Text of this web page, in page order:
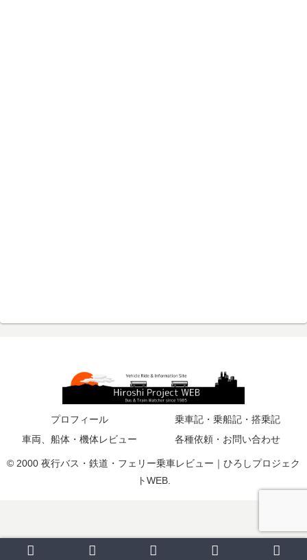
プロフィール
乗車記・乗船記・搭乗記
車両、船体・機体レビュー
各種依頼・お問い合わせ
© 2000 夜行バス・鉄道・フェリー乗車レビュー｜ひろしプロジェク
トWEB.